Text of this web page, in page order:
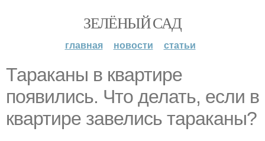
ЗЕЛЁНЫЙ САД
главная новости статьи
Тараканы в квартире
появились. Что делать, если в
квартире завелись тараканы?